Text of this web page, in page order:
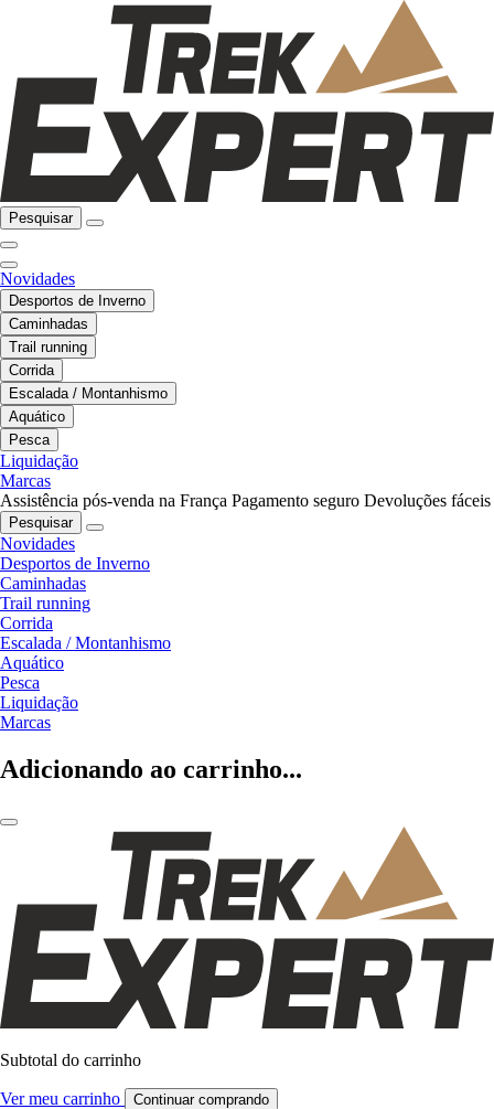
Pesquisar
Novidades
Desportos de Inverno
Caminhadas
Trail running
Corrida
Escalada / Montanhismo
Aquático
Pesca
Liquidação
Marcas
Assistência pós-venda na França Pagamento seguro Devoluções fáceis
Pesquisar
Novidades
Desportos de Inverno
Caminhadas
Trail running
Corrida
Escalada / Montanhismo
Aquático
Pesca
Liquidação
Marcas
Adicionando ao carrinho...
Subtotal do carrinho
Ver meu carrinho Continuar comprando